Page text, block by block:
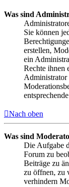
Was sind
Sie können
erstellen,
ein
Rechte ihnen
Administrator
Nach oben
Was sind
Die Aufgabe
Forum zu
Beiträge zu
zu öffnen, zu
verhindern